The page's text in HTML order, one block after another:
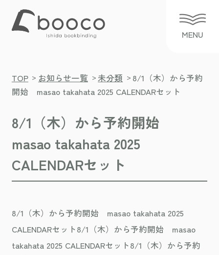
TOP > お知らせ一覧 > 未分類 > 8/1（木）から予約
開始 masao takahata 2025 CALENDARセット
8/1（木）から予約開始
masao takahata 2025
CALENDARセット
8/1（木）から予約開始 masao takahata 2025
CALENDARセット8/1（木）から予約開始 masao
takahata 2025 CALENDARセット8/1（木）から予約